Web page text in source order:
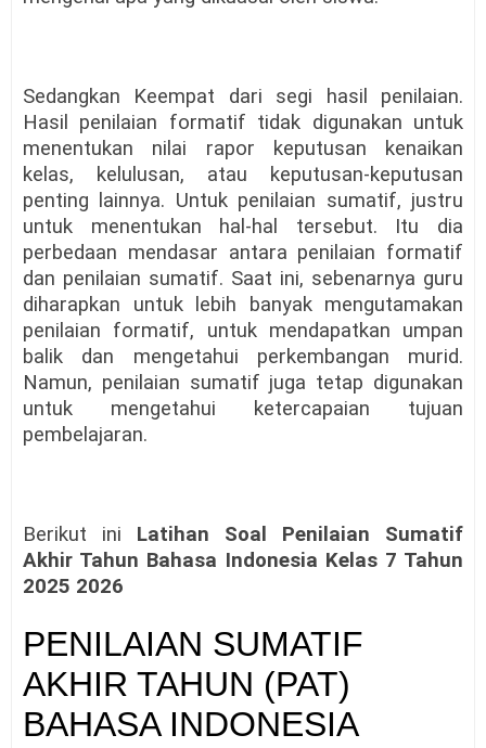
Sedangkan Keempat dari segi hasil penilaian.
Hasil penilaian formatif tidak digunakan untuk
menentukan nilai rapor keputusan kenaikan
kelas, kelulusan, atau keputusan-keputusan
penting lainnya. Untuk penilaian sumatif, justru
untuk menentukan hal-hal tersebut. Itu dia
perbedaan mendasar antara penilaian formatif
dan penilaian sumatif. Saat ini, sebenarnya guru
diharapkan untuk lebih banyak mengutamakan
penilaian formatif, untuk mendapatkan umpan
balik dan mengetahui perkembangan murid.
Namun, penilaian sumatif juga tetap digunakan
untuk mengetahui ketercapaian tujuan
pembelajaran.
Berikut ini Latihan Soal Penilaian Sumatif
Akhir Tahun Bahasa Indonesia Kelas 7 Tahun
2025 2026